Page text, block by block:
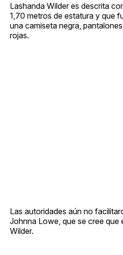
Lashanda Wilder es descrita
1,70 metros de estatura y que
una camiseta negra,
rojas.
Las autoridades aún no
Johnna Lowe, que se cree que
Wilder.